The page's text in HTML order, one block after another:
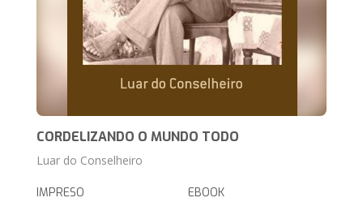
CORDELIZANDO O MUNDO TODO
Luar do Conselheiro
IMPRESO EBOOK